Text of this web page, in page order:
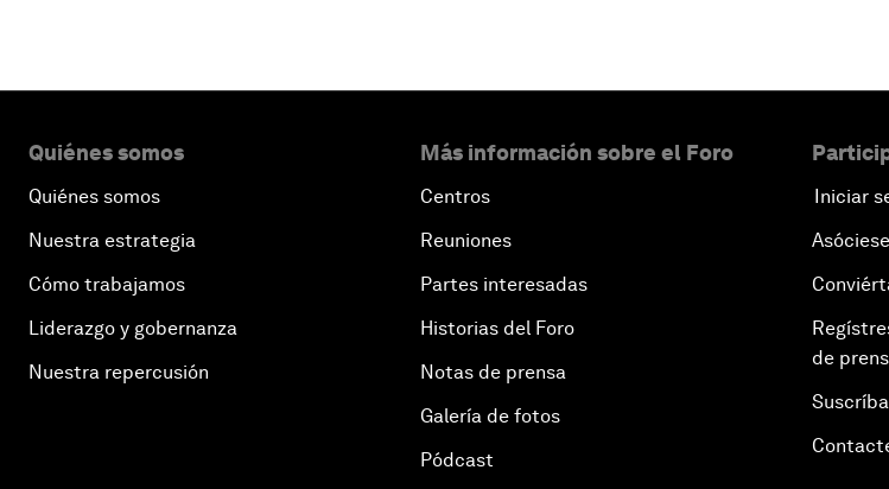
Quiénes somos
Quiénes somos
Nuestra estrategia
Cómo trabajamos
Liderazgo y gobernanza
Nuestra repercusión
Más información sobre el Foro
Centros
Reuniones
Partes interesadas
Historias del Foro
Notas de prensa
Galería de fotos
Pódcast
Iniciar
de